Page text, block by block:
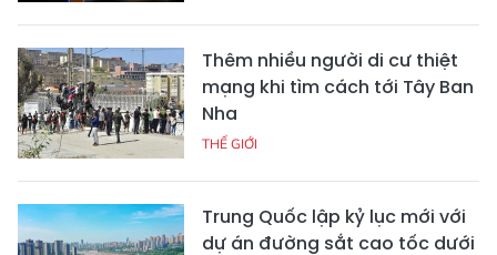
Thêm nhiều người di cư thiệt
mạng khi tìm cách tới Tây Ban
Nha
THẾ GIỚI
Trung Quốc lập kỷ lục mới với
dự án đường sắt cao tốc dưới